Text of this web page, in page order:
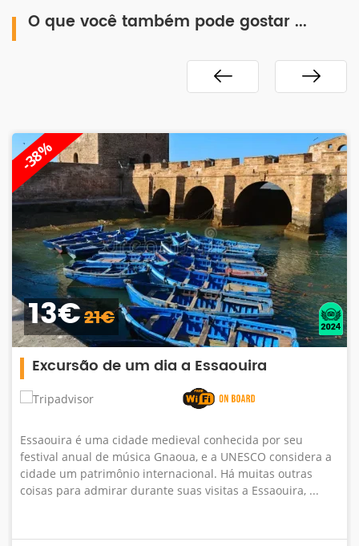
O que você também pode gostar ...
-38%
13€21€
Excursão de um dia a Essaouira
Essaouira é uma cidade medieval conhecida por seu
festival anual de música Gnaoua, e a UNESCO considera a
cidade um patrimônio internacional. Há muitas outras
coisas para admirar durante suas visitas a Essaouira, ...